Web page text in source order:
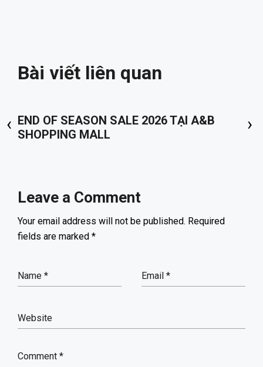
Bài viết liên quan
END OF SEASON SALE 2026 TẠI A&B
SHOPPING MALL
‹ ›
Leave a Comment
Your email address will not be published. Required
fields are marked *